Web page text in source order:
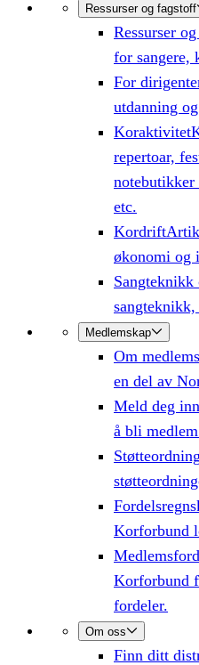
Ressurser og fagstoff
Ressurser
for sangere,
For
utdanning
Koraktivitet
repertoar,
etc.
Kordrift
økonomi og
Sangteknikk
Medlemskap
Om
en del av
Meld deg
å bli
Korforbund
Korforbund
fordeler.
Om oss
Finn ditt